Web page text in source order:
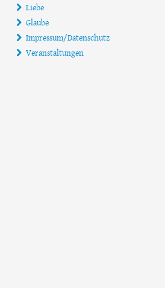
Liebe
Glaube
Impressum/Datenschutz
Veranstaltungen